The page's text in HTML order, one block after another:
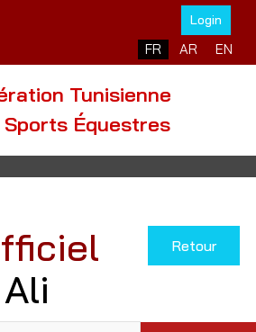
Login
Sélectionnez votre
FR AR EN
Tunisienne
Sports Équestres
Retour